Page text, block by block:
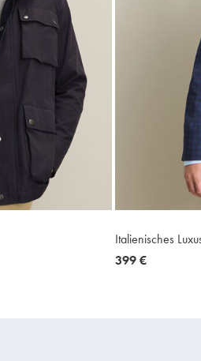
Italienisches
now
399 €